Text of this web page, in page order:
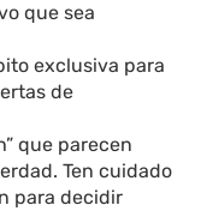
que sea
exclusiva para
de
que parecen
Ten cuidado
para decidir